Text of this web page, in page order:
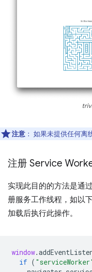
注意 ： 如果未提供任何离
注册 Service
实现此目的的方法是通
册服务工作线程，如以
加载后执行此操作。
window.
if (